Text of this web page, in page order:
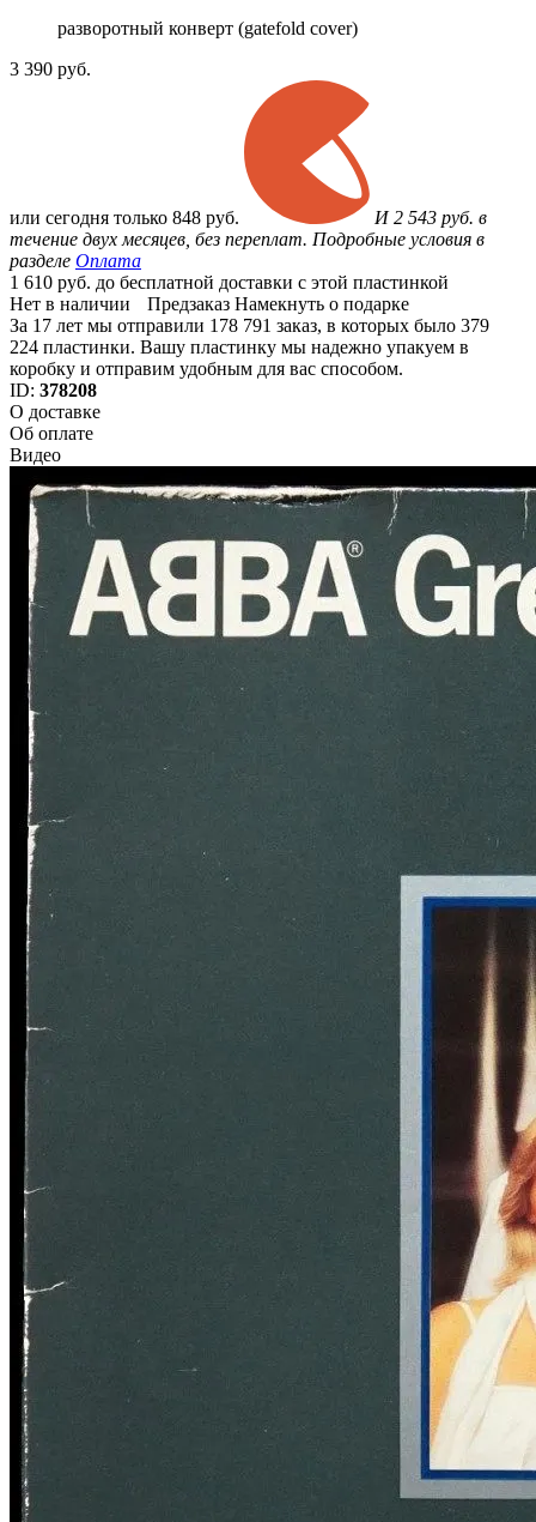
разворотный конверт (gatefold cover)
3 390 руб.
или сегодня только 848 руб.
И 2 543 руб. в
течение двух месяцев, без переплат. Подробные условия в
разделе Оплата
1 610 руб. до бесплатной доставки с этой пластинкой
Нет в наличии
Предзаказ Намекнуть о подарке
За 17 лет мы отправили 178 791 заказ, в которых было 379
224 пластинки. Вашу пластинку мы надежно упакуем в
коробку и отправим удобным для вас способом.
ID: 378208
О доставке
Об оплате
Видео